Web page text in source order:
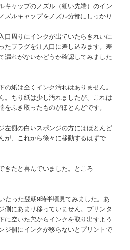
キャップのノズル（細い先端）のイン
ズルキャップをノズル分部にしっかり
口周りにインクが出ていたらきれいに
たプラグを注入口に差し込みます。差
漏れがないかどうか確認してみました
紙は全くインク汚れはありません。
。ちり紙は少し汚れましたが、これは
ふき取ったものがほとんどです。
左側の白いスポンジの方にはほとんど
が、これから徐々に移動するはずで
きたと喜んでいました。ところ
たった翌朝9時半頃見てみました。あ
側にあまり移っていません。プリンタ
に空いた穴からインクを取り出すよう
ジ側にインクが移らないとプリントで